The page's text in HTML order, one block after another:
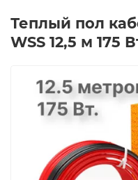
Теплый пол
WSS 12,5 м 175